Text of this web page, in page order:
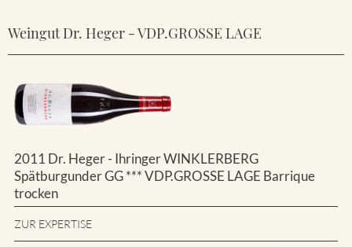
Weingut Dr. Heger - VDP.GROSSE LAGE
2011 Dr. Heger - Ihringer WINKLERBERG
Spätburgunder GG *** VDP.GROSSE LAGE Barrique
trocken
ZUR EXPERTISE